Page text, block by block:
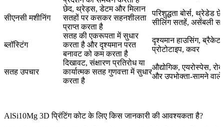
सीएनसी मशीनिंग
छेद, थ्रेड्स, डेटम और मिलान
सतहों पर कसकर सहनशीलता
प्राप्त करता है
परिशुद्धता बोर्स, थ्रेडेड
सीलिंग सतहें, असेंबली
ब्लॉस्टिंग
सतह की एकरूपता में सुधार
करता है और दृश्यमान परत
बनावट को कम करता है
दृश्यमान हाउसिंग, ब्रैकेट,
प्रोटोटाइप, कवर
सतह उपचार
दिखावट, संक्षारण प्रतिरोध या
कार्यात्मक सतह गुणवत्ता में सुधार
करता है
औद्योगिक, एयरोस्पेस,
और उपभोक्ता-सामने
AlSi10Mg 3D प्रिंटिंग कोट के लिए किस जानकारी की आवश्यकता है?